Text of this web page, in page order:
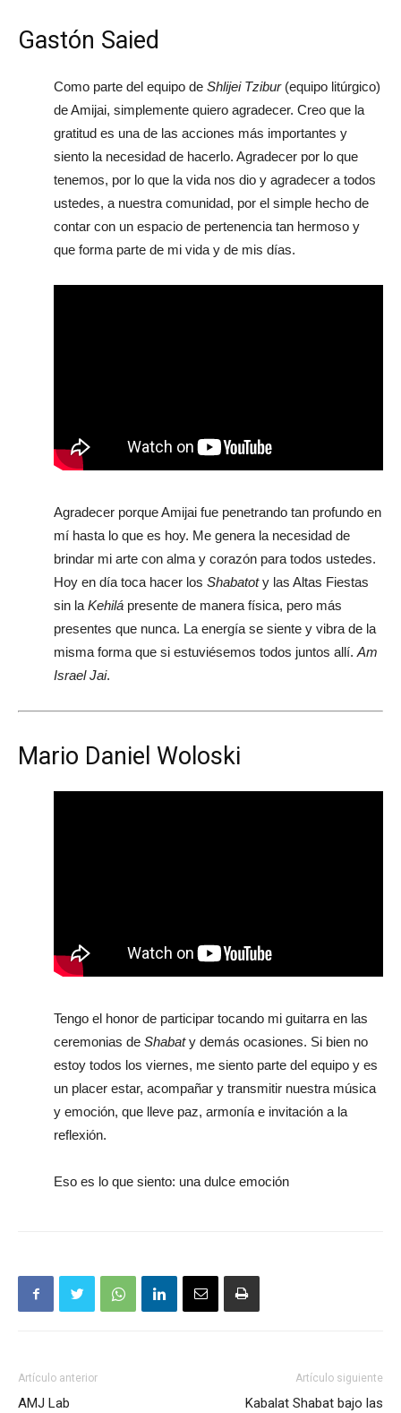
Gastón Saied
Como parte del equipo de Shlijei Tzibur (equipo litúrgico)
de Amijai, simplemente quiero agradecer. Creo que la
gratitud es una de las acciones más importantes y
siento la necesidad de hacerlo. Agradecer por lo que
tenemos, por lo que la vida nos dio y agradecer a todos
ustedes, a nuestra comunidad, por el simple hecho de
contar con un espacio de pertenencia tan hermoso y
que forma parte de mi vida y de mis días.
Agradecer porque Amijai fue penetrando tan profundo en
mí hasta lo que es hoy. Me genera la necesidad de
brindar mi arte con alma y corazón para todos ustedes.
Hoy en día toca hacer los Shabatoty las Altas Fiestas
sin la Kehilá presente de manera física, pero más
presentes que nunca. La energía se siente y vibra de la
misma forma que si estuviésemos todos juntos allí. Am
Israel Jai.
Mario Daniel Woloski
Tengo el honor de participar tocando mi guitarra en las
ceremonias de Shabaty demás ocasiones. Si bien no
estoy todos los viernes, me siento parte del equipo y es
un placer estar, acompañar y transmitir nuestra música
y emoción, que lleve paz, armonía e invitación a la
reflexión.
Eso es lo que siento: una dulce emoción
Artículo anterior
AMJ Lab
Artículo siguiente
Kabalat Shabat bajo las